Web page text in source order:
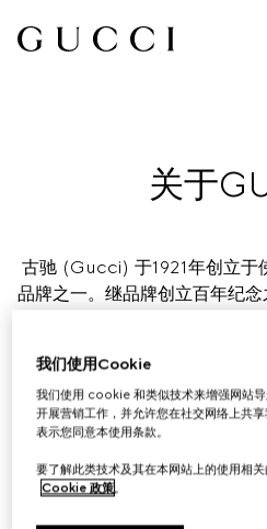
关于
古驰 (Gucci) 于1921年创立于
品牌之一。继品牌创立百年纪
古驰隶属于全球高端精品集
下拥有一系列时装、皮具、
于“品牌故事”专栏中，探索
我们使用Cookie
我们使用 cookie 和类似技术来增强网站
开展营销工作，并允许您在社交网络上共
表示您同意本使用条款。
要了解此类技术及其在本网站上的使用相
Cookie 政策。